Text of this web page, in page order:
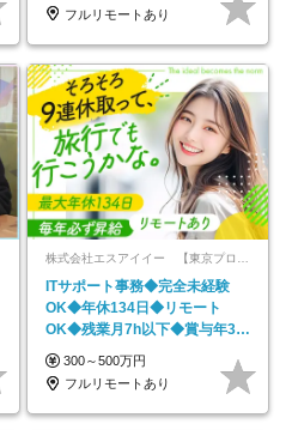
フルリモートあり
ITサポート事務◆完全未経験
OK◆年休134日◆リモート
OK◆残業月7h以下◆賞与年3回
◆5年目まで必ず昇給
300～500万円
フルリモートあり